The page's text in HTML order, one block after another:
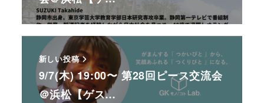
新しい投稿
9/7(木) 19:00〜 第28回ピース交流会
＠浜松【ゲス…